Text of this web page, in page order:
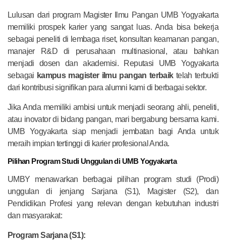
Lulusan dari program Magister Ilmu Pangan UMB Yogyakarta
memiliki prospek karier yang sangat luas. Anda bisa bekerja
sebagai peneliti di lembaga riset, konsultan keamanan pangan,
manajer R&D di perusahaan multinasional, atau bahkan
menjadi dosen dan akademisi. Reputasi UMB Yogyakarta
sebagai kampus magister ilmu pangan terbaiktelah terbukti
dari kontribusi signifikan para alumni kami di berbagai sektor.
Jika Anda memiliki ambisi untuk menjadi seorang ahli, peneliti,
atau inovator di bidang pangan, mari bergabung bersama kami.
UMB Yogyakarta siap menjadi jembatan bagi Anda untuk
meraih impian tertinggi di karier profesional Anda.
Pilihan Program Studi Unggulan di UMB Yogyakarta
UMBY menawarkan berbagai pilihan program studi (Prodi)
unggulan di jenjang Sarjana (S1), Magister (S2), dan
Pendidikan Profesi yang relevan dengan kebutuhan industri
dan masyarakat:
Program Sarjana (S1):